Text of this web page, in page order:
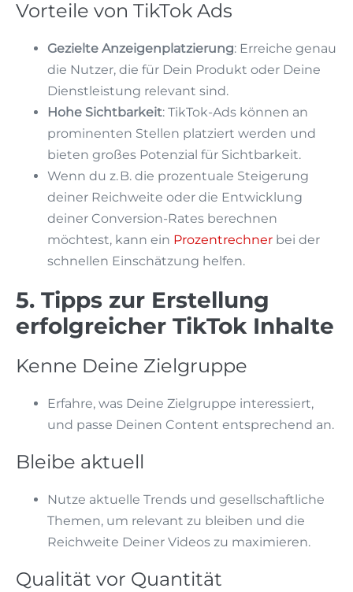
Vorteile von TikTok Ads
Gezielte Anzeigenplatzierung: Erreiche genau
die Nutzer, die für Dein Produkt oder Deine
Dienstleistung relevant sind.
Hohe Sichtbarkeit: TikTok-Ads können an
prominenten Stellen platziert werden und
bieten großes Potenzial für Sichtbarkeit.
Wenn du z. B. die prozentuale Steigerung
deiner Reichweite oder die Entwicklung
deiner Conversion-Rates berechnen
möchtest, kann ein Prozentrechner bei der
schnellen Einschätzung helfen.
5. Tipps zur Erstellung
erfolgreicher TikTok Inhalte
Kenne Deine Zielgruppe
Erfahre, was Deine Zielgruppe interessiert,
und passe Deinen Content entsprechend an.
Bleibe aktuell
Nutze aktuelle Trends und gesellschaftliche
Themen, um relevant zu bleiben und die
Reichweite Deiner Videos zu maximieren.
Qualität vor Quantität